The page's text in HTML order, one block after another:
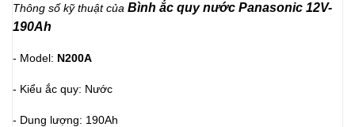
Thông số kỹ thuật của Bình ắc quy nước Panasonic 12V-
190Ah
- Model: N200A
- Kiểu ắc quy: Nước
- Dung lượng: 190Ah